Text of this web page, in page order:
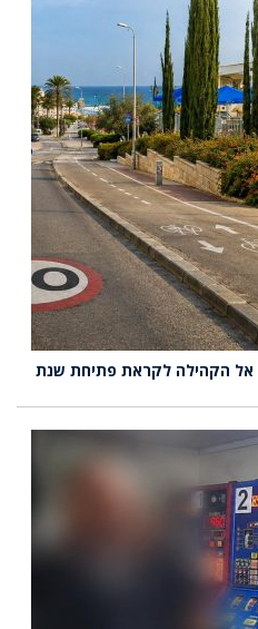
אל הקהילה לקראת פתיחת שנת